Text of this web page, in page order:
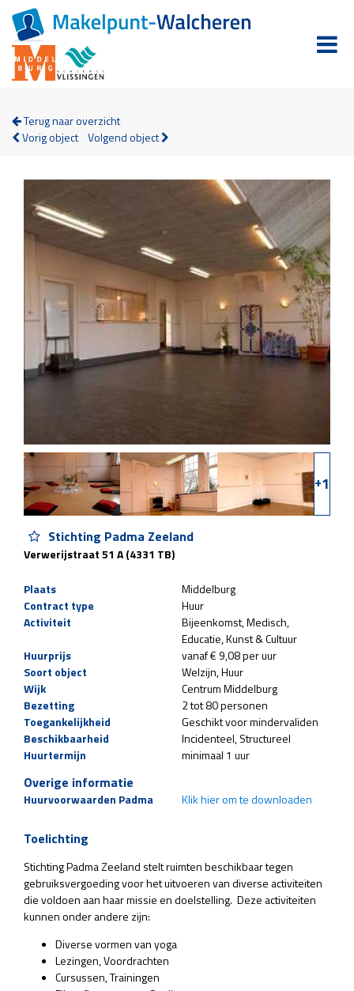
Terug naar overzicht
Vorig object Volgend object
+1
Stichting Padma Zeeland
Verwerijstraat 51 A (4331 TB)
Plaats
Middelburg
Contract type
Huur
Activiteit
Bijeenkomst Medisch
Educatie Kunst & Cultuur
Huurprijs
vanaf € 9,08 per uur
Soort object
Welzijn Huur
Wijk
Centrum Middelburg
Bezetting
2 tot 80 personen
Toegankelijkheid
Geschikt voor mindervaliden
Beschikbaarheid
Incidenteel Structureel
Huurtermijn
minimaal 1 uur
Overige informatie
Huurvoorwaarden Padma Klik hier om te downloaden
Toelichting
Stichting Padma Zeeland stelt ruimten beschikbaar tegen
gebruiksvergoeding voor het uitvoeren van diverse activiteiten
die voldoen aan haar missie en doelstelling. Deze activiteiten
kunnen onder andere zijn:
Diverse vormen van yoga
Lezingen, Voordrachten
Cursussen, Trainingen